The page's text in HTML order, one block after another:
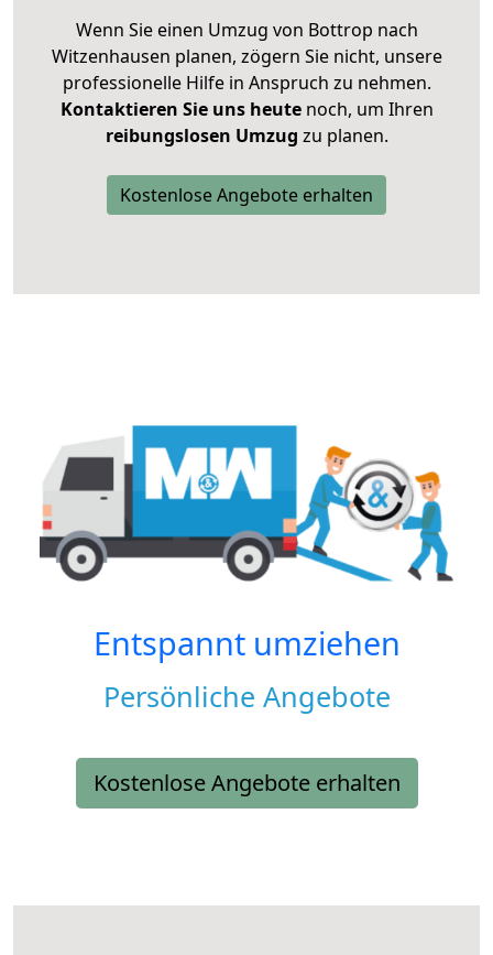
Wenn Sie einen Umzug von Bottrop nach
Witzenhausen planen, zögern Sie nicht, unsere
professionelle Hilfe in Anspruch zu nehmen.
Kontaktieren Sie uns heutenoch, um Ihren
reibungslosen Umzug zu planen.
Kostenlose Angebote erhalten
Entspannt umziehen
Persönliche Angebote
Kostenlose Angebote erhalten